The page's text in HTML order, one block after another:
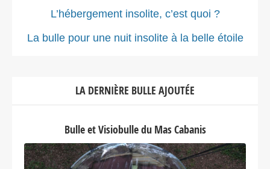
L’hébergement insolite, c’est quoi ?
La bulle pour une nuit insolite à la belle étoile
LA DERNIÈRE BULLE AJOUTÉE
Bulle et Visiobulle du Mas Cabanis